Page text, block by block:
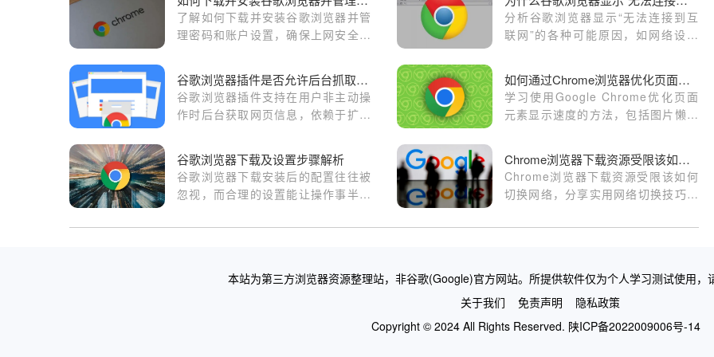
了解如何下载并安装谷歌浏览器并管
理密码和账户设置，确保上网安全和
分析谷歌浏览器显示“无法连接到互
联网”的各种可能原因，如网络设置
谷歌浏览器插件是否允许后台抓取网页内容
谷歌浏览器插件支持在用户非主动操
作时后台获取网页信息，依赖于扩展
以实现持续内容监听与抓取。
如何通过Chrome浏览器优化页面的元素显示速度
学习使用Google Chrome优化页面
元素显示速度的方法，包括图片懒加
谷歌浏览器下载及设置步骤解析
谷歌浏览器下载安装后的配置往往被
忽视，而合理的设置能让操作事半功
并分享如何优化默认搜索引擎、配置
提升您的上网隐私系数与内容获取效
Chrome浏览器下载资源受限该如何切换网络
Chrome浏览器下载资源受限该如何
切换网络，分享实用网络切换技巧，
本站为第三方浏览器资源整理站，非谷歌(Google)官方网站。所提供软件仅为个人学习测试使用，
关于我们
免责声明
隐私政策
Copyright © 2024 All Rights Reserved. 陕ICP备2022009006号-14